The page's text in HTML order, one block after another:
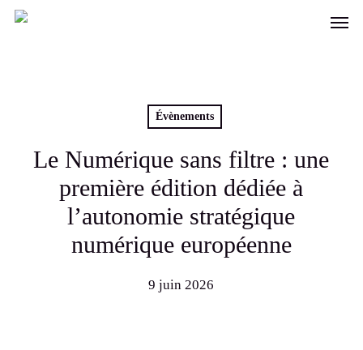
Skip
Menu
Évènements
Le Numérique sans filtre : une
première édition dédiée à
l’autonomie stratégique
numérique européenne
9 juin 2026